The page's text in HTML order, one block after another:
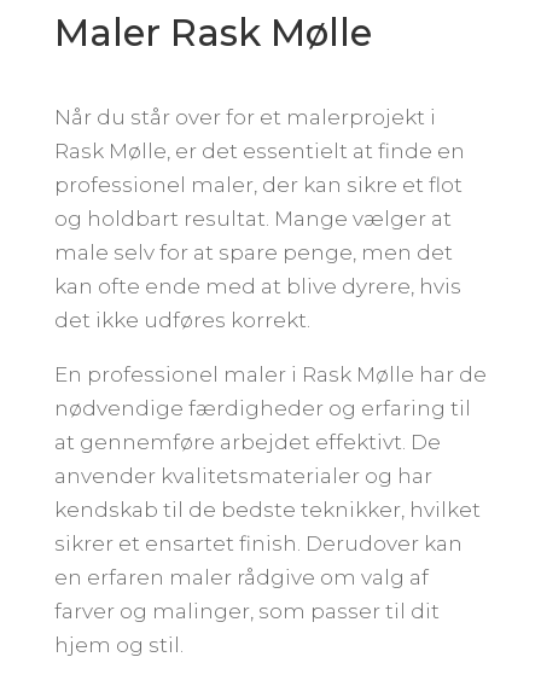
Maler Rask Mølle
Når du står over for et malerprojekt i
Rask Mølle, er det essentielt at finde en
professionel maler, der kan sikre et flot
og holdbart resultat. Mange vælger at
male selv for at spare penge, men det
kan ofte ende med at blive dyrere, hvis
det ikke udføres korrekt.
En professionel maler i Rask Mølle har de
nødvendige færdigheder og erfaring til
at gennemføre arbejdet effektivt. De
anvender kvalitetsmaterialer og har
kendskab til de bedste teknikker, hvilket
sikrer et ensartet finish. Derudover kan
en erfaren maler rådgive om valg af
farver og malinger, som passer til dit
hjem og stil.